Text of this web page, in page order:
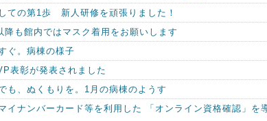
ての第1歩 新人研修を頑張りました！
降も館内ではマスク着用をお願いします
ぐ。病棟の様子
表彰が発表されました
も、ぬくもりを。1月の病棟のようす
イナンバーカード等を利用した 「オンライン資格確認」を